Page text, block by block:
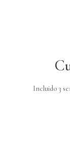
Incluido 3